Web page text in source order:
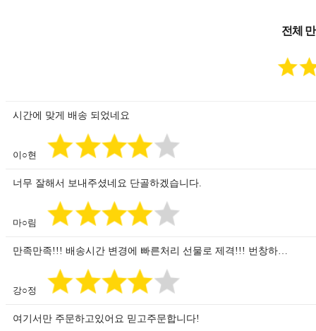
전체
시간에 맞게 배송 되었네요
이○현
너무 잘해서 보내주셨네요 단골하겠습니다.
마○림
만족만족!!! 배송시간 변경에 빠른처리 선물로 제격!!! 번창하…
강○정
여기서만 주문하고있어요 믿고주문합니다!